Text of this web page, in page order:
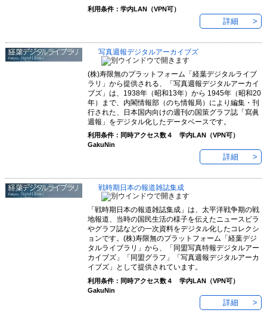
利用条件：学内LAN（VPN可）
詳細
写真週報デジタルアーカイブズ
(株)寿限無のプラットフォーム「経葉デジタルライブ
ラリ」から提供される、「写真週報デジタルアーカイ
ブズ」は、1938年（昭和13年）から 1945年（昭和20
年）まで、内閣情報部（のち情報局）により編集・刊
行された、日本国内向けの週刊の国策グラフ誌「寫眞
週報」をデジタル化したデータベースです。
利用条件：同時アクセス数４ 学内LAN（VPN可）
GakuNin
詳細
戦時期日本の報道雑誌集成
「戦時期日本の報道雑誌集成」は、太平洋戦争期の戦
地報道、当時の国民生活の様子を伝えたニュースビラ
やグラフ誌などの一次資料をデジタル化したコレクシ
ョンです。(株)寿限無のプラットフォーム「経葉デジ
タルライブラリ」から、「同盟写真特報デジタルアー
カイブズ」「同盟グラフ」「写真週報デジタルアーカ
イブズ」として提供されています。
利用条件：同時アクセス数４ 学内LAN（VPN可）
GakuNin
詳細